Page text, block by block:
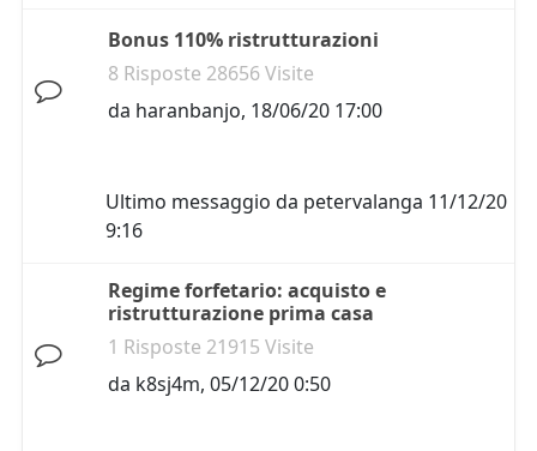
Bonus 110% ristrutturazioni
8 Risposte 28656 Visite
da haranbanjo, 18/06/20 17:00
Ultimo messaggio da petervalanga 11/12/20
9:16
Regime forfetario: acquisto e
ristrutturazione prima casa
1 Risposte 21915 Visite
da k8sj4m, 05/12/20 0:50